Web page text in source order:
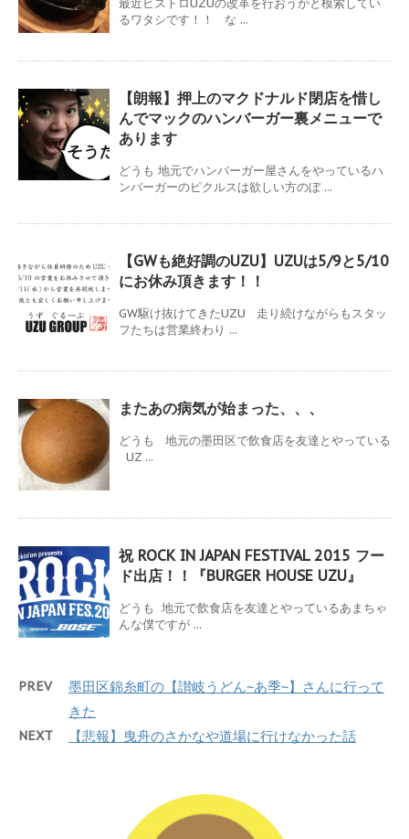
るワタシです！！ な ...
【朗報】押上のマクドナルド閉店を惜し
んでマックのハンバーガー裏メニューで
あります
どうも 地元でハンバーガー屋さんをやっているハ
ンバーガーのピクルスは欲しい方のぼ ...
【GWも絶好調のUZU】UZUは5/9と5/10
にお休み頂きます！！
GW駆け抜けてきたUZU 走り続けながらもスタッ
フたちは営業終わり ...
またあの病気が始まった、、、
どうも 地元の墨田区で飲食店を友達とやっている
UZ ...
祝 ROCK IN JAPAN FESTIVAL 2015 フー
ド出店！！『BURGER HOUSE UZU』
どうも 地元で飲食店を友達とやっているあまちゃ
んな僕ですが ...
PREV
墨田区錦糸町の【讃岐うどん~あ季~】さんに行って
きた
NEXT 【悲報】曳舟のさかなや道場に行けなかった話